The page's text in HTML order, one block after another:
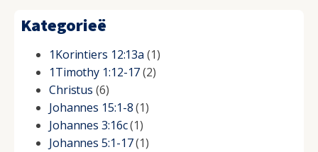
Kategorieë
1Korintiers 12:13a (1)
1Timothy 1:12-17(2)
Christus (6)
Johannes 15:1-8(1)
Johannes 3:16c(1)
Johannes 5:1-17(1)